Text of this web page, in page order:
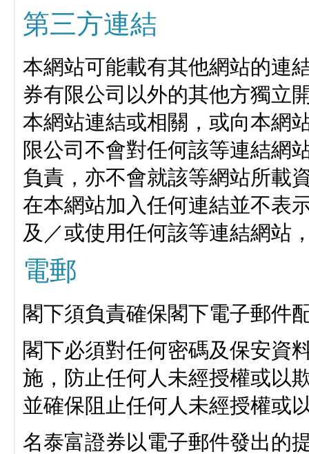
第三方連結
本網站可能載有其他網站的連
券有限公司以外的其他方獨立
本網站連結或相關，或向本網
限公司不會對任何該等連結網
負責，亦不會就該等網站所載
在本網站加入任何連結並不表
及／或使用任何該等連結網站
電郵
閣下須負責確保閣下電子郵件
閣下必須對任何密碼及保安資
施，防止任何人未經授權或以
並確保阻止任何人未經授權或
名泰富證券以電子郵件發出的